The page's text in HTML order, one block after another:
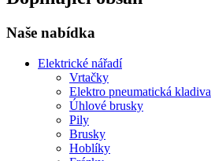
Naše nabídka
Elektrické nářadí
Vrtačky
Elektro pneumatická kladiva
Úhlové brusky
Pily
Brusky
Hoblíky